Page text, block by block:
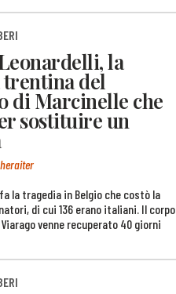
la
del
di Marcinelle che
sostituire un
la tragedia in Belgio che costò la
di cui 136 erano italiani. Il corpo
venne recuperato 40 giorni